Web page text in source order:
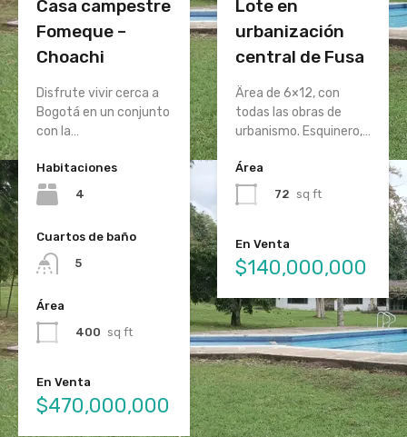
Casa campestre
Fomeque –
Choachi
Disfrute vivir cerca a
Bogotá en un conjunto
con la…
Habitaciones
4
Cuartos de baño
5
Área
400 sq ft
En Venta
$470,000,000
Lote en
urbanización
central de Fusa
Ärea de 6×12, con
todas las obras de
urbanismo. Esquinero,…
Área
72 sq ft
En Venta
$140,000,000